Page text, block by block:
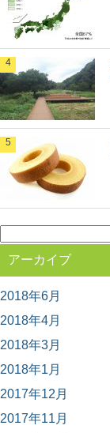
索:
アーカイブ
2018年6月
2018年4月
2018年3月
2018年1月
2017年12月
2017年11月